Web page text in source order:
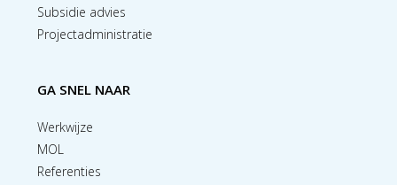
Subsidie advies
Projectadministratie
GA SNEL NAAR
Werkwijze
MOL
Referenties